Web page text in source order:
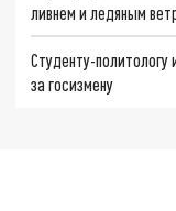
ливнем и ледяным
Студенту-политологу
за госизмену